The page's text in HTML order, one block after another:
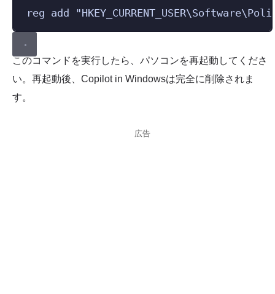
reg add "
このコマンドを実行したら、パソコンを再起動してくださ
い。再起動後、Copilot in Windowsは完全に削除されま
す。
広告